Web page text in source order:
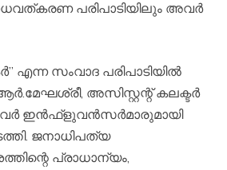
പരിപാടിയിലും അവർ
എന്ന സംവാദ പരിപാടിയിൽ
അസിസ്റ്റന്റ് കലക്ടർ
ഇൻഫ്ളുവൻസർമാരുമായി
ജനാധിപത്യ
പ്രാധാന്യം,